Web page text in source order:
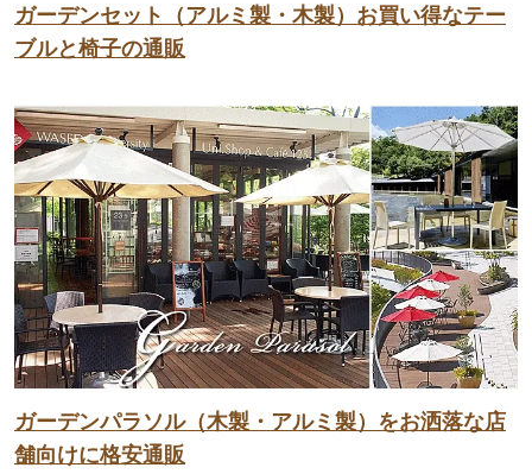
ガーデンセット（アルミ製・木製）お買い得なテー
ブルと椅子の通販
ガーデンパラソル（木製・アルミ製）をお洒落な店
舗向けに格安通販